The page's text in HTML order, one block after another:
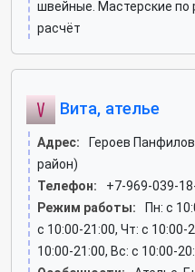
швейные. Мастерские
расчёт
Вита, ателье
Адрес:
Героев
район)
Телефон:
+7-969-039-
Режим работы:
Пн: c
c 10:00-21:00, Чт: c 10:00-
10:00-21:00, Вс: c 10:00-